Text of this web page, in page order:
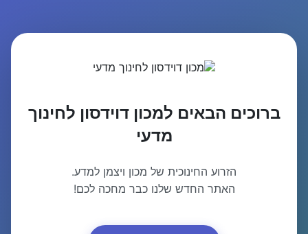
ברוכים הבאים למכון דוידסון לחינוך
מדעי
הזרוע החינוכית של מכון ויצמן למדע.
האתר החדש שלנו כבר מחכה לכם!